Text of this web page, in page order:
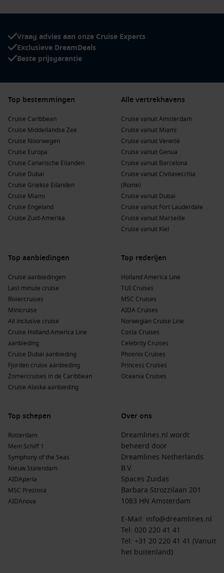
Verken de neoklassieke gebouwen: Wandelen door de
straten van Ermoupolis is een belevenis op zich. Bewonder
de indrukwekkende architectuur, met name het
Ontspan op het strand: De nabijgelegen stranden, zoals
Galissas en Finikas, zijn perfect voor een middag zonnen of
zwemmen in het heldere, blauwere water. Geniet van de
ontspannen sfeer aan de Griekse kust.
Proef lokale lekkernijen
: Geniet van de heerlijke lokale
gastronomie in de tavernes. Probeer specifieke gerechten
zoals Loukoum (een soort snoep) en de lokale
kaasvariëteiten.
Bezoek het industriemuseum
: Dit museum biedt inzicht in
de rijke maritieme en industriële geschiedenis van Syros
en is een interessante plek om meer te leren over het
eiland.
Ermoupolis (Syros)
hier enkele andere havens die je kunt verkennen:
Rhodos,
: Bekend om zijn rijke geschiedenis,
met het kasteel van de ridders en de oude stad die op de
UNESCO-werelderfgoedlijst staat. Je kunt ook eenvoudig de
lokale modewinkels en restaurants ontdekken.
Patmos, Griekenland
: Dit eiland is beroemd om zijn
spirituele geschiedenis. Bezoek het klooster van
verken de schattige straatjes van Chora.
Santorini ,Griekenland
Caldera en het spectaculaire zonsondergang.
Kusadasi (Efeze)
: Ideaal voor liefhebbers van
geschiedenis, met zijn nabijheid tot de oude stad Efeze,
een van de best bewaarde archeologische sites ter wereld.
Mykonos,Griekenland
: Bekend om zijn bruisende
nachtleven en prachtige stranden. Maak een wandeling
door de betoverende steegjes van Mykonos-stad (Chora) en
geniet van de lokale sfeer.
Populaire regio’s rondom Ermoupolis (Syros)
Een cruise naar Ermoupolis biedt je de kans om enkele van
Vraag advies aan onze Cruise Experts
Exclusieve DreamDeals
Beste prijsgarantie
Top bestemmingen
Cruise Caribbean
Cruise Middellandse Zee
Cruise Noorwegen
Cruise Europa
Cruise Canarische Eilanden
Cruise Dubai
Cruise Griekse Eilanden
Cruise Miami
Cruise Engeland
Cruise Zuid-Amerika
Alle vertrekhavens
Cruise vanuit Amsterdam
Cruise vanuit Miami
Cruise vanuit Venetië
Cruise vanuit Genua
Cruise vanuit Barcelona
Cruise vanuit Civitavecchia
(Rome)
Cruise vanuit Dubai
Cruise vanuit Fort Lauderdale
Cruise vanuit Marseille
Cruise vanuit Kiel
Top aanbiedingen
Cruise aanbiedingen
Last minute cruise
Riviercruises
Minicruise
All inclusive cruise
Cruise Holland America Line
aanbieding
Cruise Dubai aanbieding
Fjorden cruise aanbieding
Zomercruises in de Caribbean
Cruise Alaska aanbieding
Top rederijen
Holland America Line
TUI Cruises
MSC Cruises
AIDA Cruises
Norwegian Cruise Line
Costa Cruises
Celebrity Cruises
Phoenix Cruises
Princess Cruises
Oceania Cruises
Top schepen
Rotterdam
Mein Schiff 1
Symphony of the Seas
Nieuw Statendam
AIDAperla
MSC Preziosa
AIDAnova
Over ons
Dreamlines.nl wordt
beheerd door
Dreamlines Netherlands
B.V.
Spaces Zuidas
Barbara Strozzilaan 201
1083 HN Amsterdam
E-Mail: info@dreamlines.nl
Tel: 020 220 41 41
Tel: +31 20 220 41 41 (Vanuit
het buitenland)